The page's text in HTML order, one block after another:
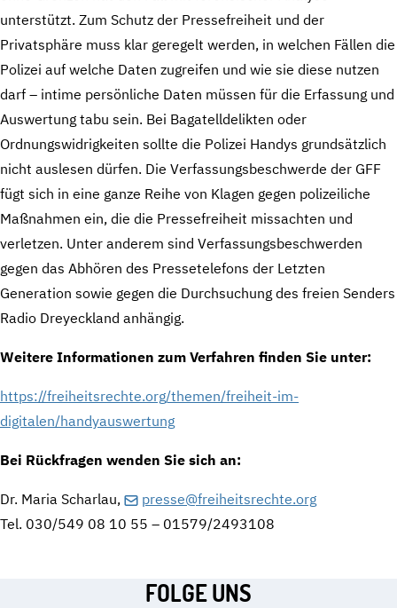
unterstützt. Zum Schutz der Pressefreiheit und der
Privatsphäre muss klar geregelt werden, in welchen Fällen die
Polizei auf welche Daten zugreifen und wie sie diese nutzen
darf – intime persönliche Daten müssen für die Erfassung und
Auswertung tabu sein. Bei Bagatelldelikten oder
Ordnungswidrigkeiten sollte die Polizei Handys grundsätzlich
nicht auslesen dürfen. Die Verfassungsbeschwerde der GFF
fügt sich in eine ganze Reihe von Klagen gegen polizeiliche
Maßnahmen ein, die die Pressefreiheit missachten und
verletzen. Unter anderem sind Verfassungsbeschwerden
gegen das Abhören des Pressetelefons der Letzten
Generation sowie gegen die Durchsuchung des freien Senders
Radio Dreyeckland anhängig.
Weitere Informationen zum Verfahren finden Sie unter:
https://freiheitsrechte.org/themen/freiheit-im-
digitalen/handyauswertung
Bei Rückfragen wenden Sie sich an:
Dr. Maria Scharlau,
presse@freiheitsrechte.org
Tel. 030/549 08 10 55 – 01579/2493108
FOLGE UNS